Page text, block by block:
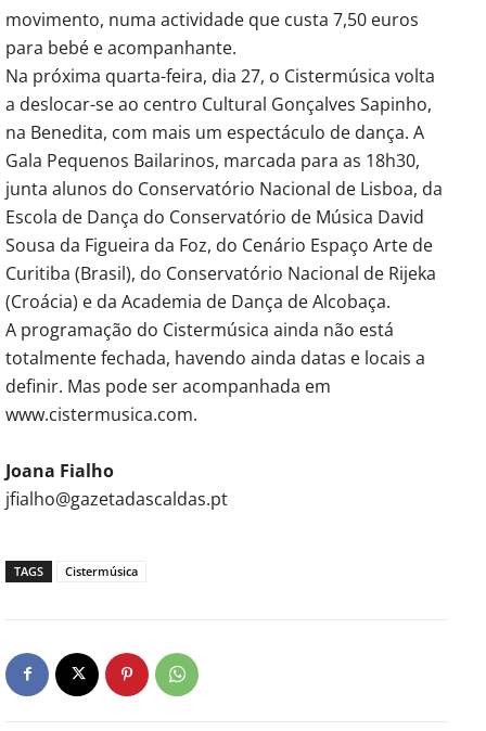
movimento, numa actividade que custa 7,50 euros
para bebé e acompanhante.
Na próxima quarta-feira, dia 27, o Cistermúsica volta
a deslocar-se ao centro Cultural Gonçalves Sapinho,
na Benedita, com mais um espectáculo de dança. A
Gala Pequenos Bailarinos, marcada para as 18h30,
junta alunos do Conservatório Nacional de Lisboa, da
Escola de Dança do Conservatório de Música David
Sousa da Figueira da Foz, do Cenário Espaço Arte de
Curitiba (Brasil), do Conservatório Nacional de Rijeka
(Croácia) e da Academia de Dança de Alcobaça.
A programação do Cistermúsica ainda não está
totalmente fechada, havendo ainda datas e locais a
definir. Mas pode ser acompanhada em
www.cistermusica.com.
Joana Fialho
jfialho@gazetadascaldas.pt
TAGS Cistermúsica